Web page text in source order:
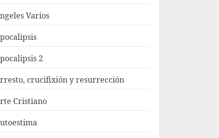
Varios
2
crucifixión y resurrección
Cristiano